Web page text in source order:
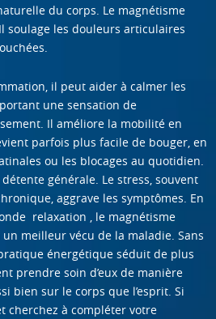
du corps. Le magnétisme
soulage les douleurs articulaires
il peut aider à calmer les
une sensation de
Il améliore la mobilité en
parfois plus facile de bouger, en
ou les blocages au quotidien.
générale. Le stress, souvent
aggrave les symptômes. En
relaxation , le magnétisme
meilleur vécu de la maladie. Sans
énergétique séduit de plus
prendre soin d’eux de manière
bien sur le corps que l’esprit. Si
cherchez à compléter votre